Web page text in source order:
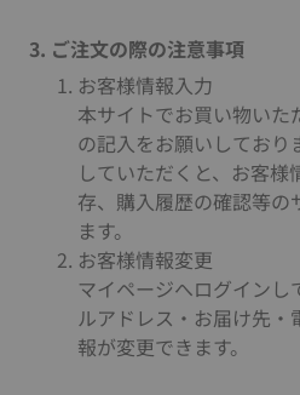
3. ご注文の際の注意事項
お客様情報入力
本サイトでお買い物い
の記入をお願いしており
していただくと、お客
存、購入履歴の確認等
ます。
お客様情報変更
マイページへログインし
ルアドレス・お届け先
報が変更できます。